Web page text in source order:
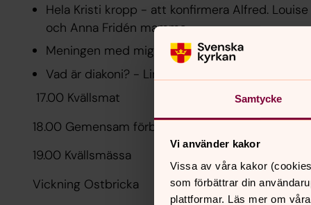
Samtycke
Vi använder kakor
Vissa av våra kakor
som förbättrar din
plattformar. Läs mer om
Hela Kristi kropp - att konfirmera Alfred.
och Anna Fridén mamma.
Meningen med mig! - Maria Koch,
Vad är diakoni? - Linus Hermansson
17.00 Kvällsmat
18.00 Gemensam förberedelse inför mässan för
19.00 Kvällsmässa
Vickning Ostbricka